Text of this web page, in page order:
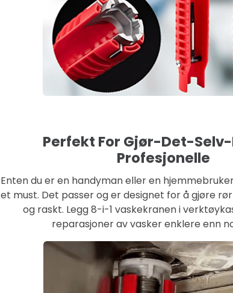
Perfekt For Gjør-Det-Selv-
Profesjonelle
Enten du er en handyman eller en
et must. Det passer og er designet for å gjøre
og raskt. Legg 8-i-1 vaskekranen i
reparasjoner av vasker enklere enn